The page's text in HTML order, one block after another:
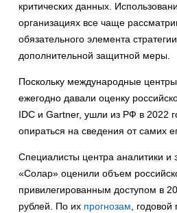
критических данных.
организациях все чаще
обязательного элемента
дополнительной защитной меры.
Поскольку международные
ежегодно давали оценку
IDC и Gartner, ушли из РФ в 2022
опираться на сведения от самих
Специалисты центра аналитики и
«Солар» оценили объем
привилегированным доступом в
рублей. По их прогнозам, годовой